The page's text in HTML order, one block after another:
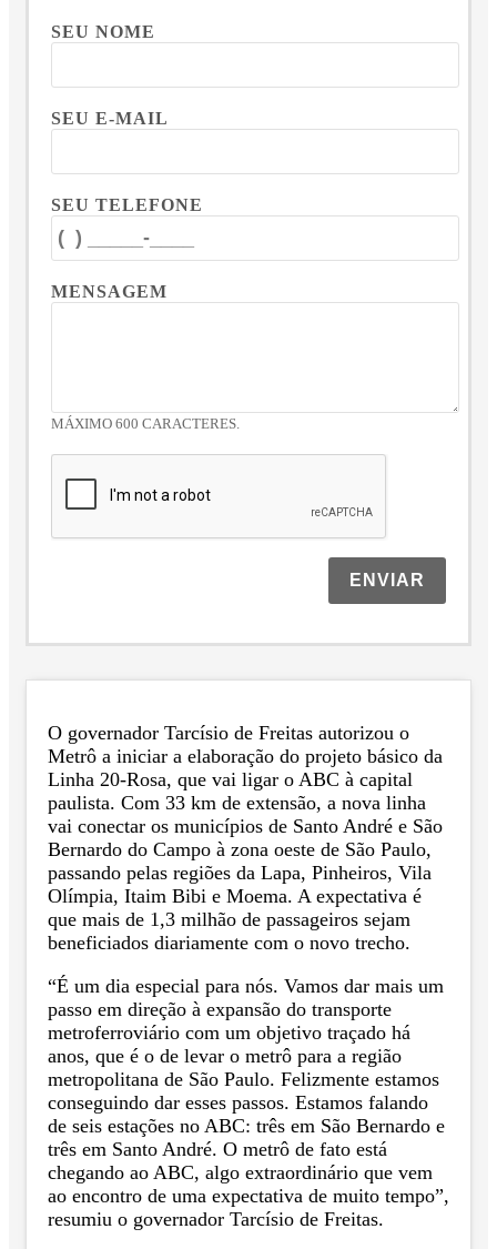
SEU NOME
SEU E-MAIL
SEU TELEFONE
MENSAGEM
MÁXIMO 600 CARACTERES.
ENVIAR
O governador Tarcísio de Freitas autorizou o
Metrô a iniciar a elaboração do projeto básico da
Linha 20-Rosa, que vai ligar o ABC à capital
paulista. Com 33 km de extensão, a nova linha
vai conectar os municípios de Santo André e São
Bernardo do Campo à zona oeste de São Paulo,
passando pelas regiões da Lapa, Pinheiros, Vila
Olímpia, Itaim Bibi e Moema. A expectativa é
que mais de 1,3 milhão de passageiros sejam
beneficiados diariamente com o novo trecho.
“É um dia especial para nós. Vamos dar mais um
passo em direção à expansão do transporte
metroferroviário com um objetivo traçado há
anos, que é o de levar o metrô para a região
metropolitana de São Paulo. Felizmente estamos
conseguindo dar esses passos. Estamos falando
de seis estações no ABC: três em São Bernardo e
três em Santo André. O metrô de fato está
chegando ao ABC, algo extraordinário que vem
ao encontro de uma expectativa de muito tempo”,
resumiu o governador Tarcísio de Freitas.